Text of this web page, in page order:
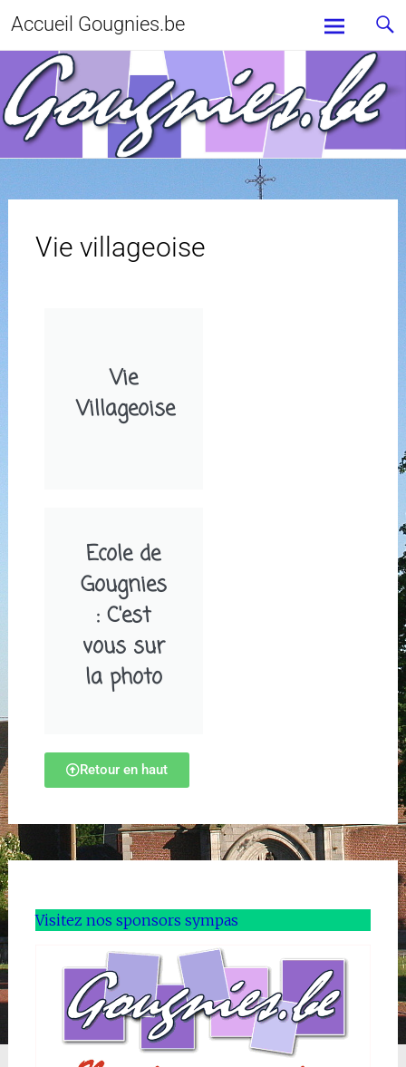
Accueil Gougnies.be
Vie villageoise
Vie
Villageoise
Ecole de
Gougnies
: C'est
vous sur
la photo
Retour en haut
Visitez nos sponsors sympas